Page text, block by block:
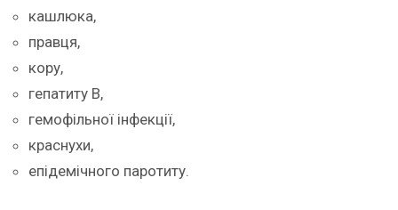
кашлюка,
правця,
кору,
гепатиту В,
гемофільної інфекції,
краснухи,
епідемічного паротиту.